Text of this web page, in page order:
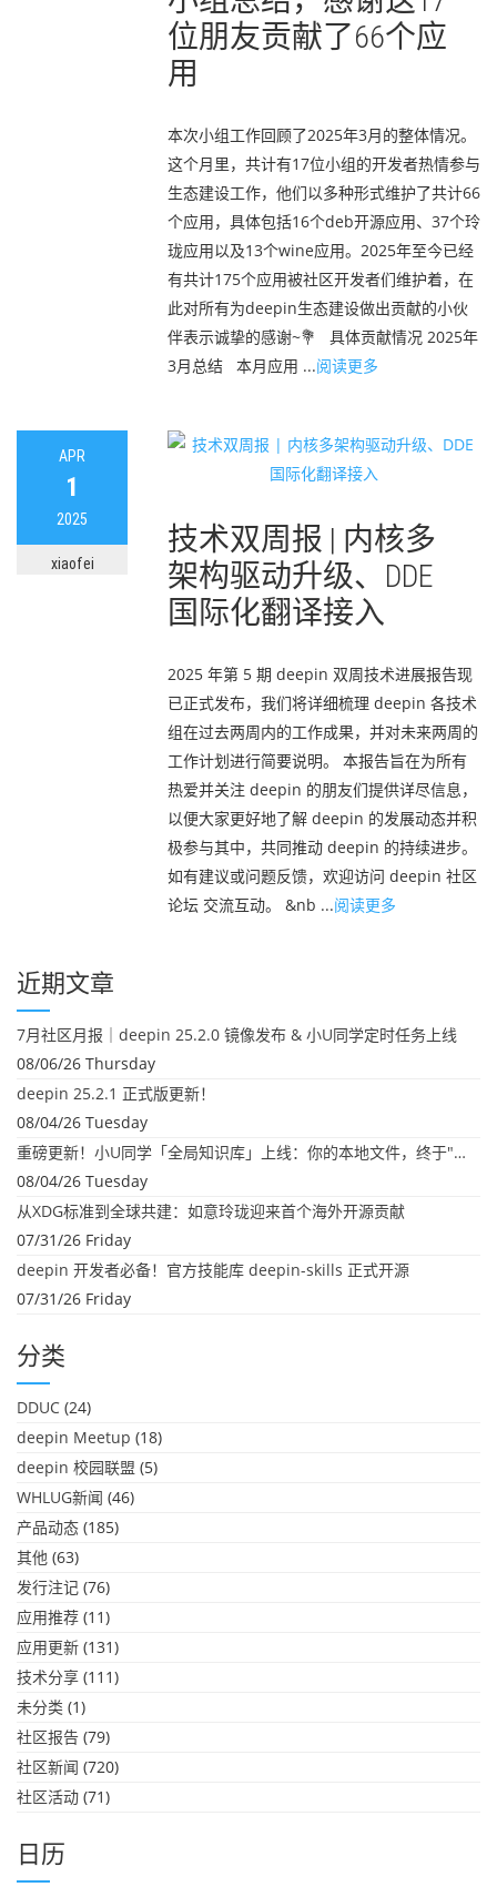
位朋友贡献了66个应
用
本次小组工作回顾了2025年3月的整体情况。
这个月里，共计有17位小组的开发者热情参与
生态建设工作，他们以多种形式维护了共计66
个应用，具体包括16个deb开源应用、37个玲
珑应用以及13个wine应用。2025年至今已经
有共计175个应用被社区开发者们维护着，在
此对所有为deepin生态建设做出贡献的小伙
伴表示诚挚的感谢~💐 具体贡献情况 2025年
3月总结 本月应用 ...阅读更多
APR
1
2025
xiaofei
技术双周报 | 内核多
架构驱动升级、DDE
国际化翻译接入
2025 年第 5 期 deepin 双周技术进展报告现
已正式发布，我们将详细梳理 deepin 各技术
组在过去两周内的工作成果，并对未来两周的
工作计划进行简要说明。 本报告旨在为所有
热爱并关注 deepin 的朋友们提供详尽信息，
以便大家更好地了解 deepin 的发展动态并积
极参与其中，共同推动 deepin 的持续进步。
如有建议或问题反馈，欢迎访问 deepin 社区
论坛 交流互动。 &nb ...阅读更多
近期文章
7月社区月报｜deepin 25.2.0 镜像发布 & 小U同学定时任务上线
08/06/26 Thursday
deepin 25.2.1 正式版更新！
08/04/26 Tuesday
重磅更新！小U同学「全局知识库」上线：你的本地文件，终于"活"起来了
08/04/26 Tuesday
从XDG标准到全球共建：如意玲珑迎来首个海外开源贡献
07/31/26 Friday
deepin 开发者必备！官方技能库 deepin-skills 正式开源
07/31/26 Friday
分类
DDUC (24)
deepin Meetup (18)
deepin 校园联盟 (5)
WHLUG新闻 (46)
产品动态 (185)
其他 (63)
发行注记 (76)
应用推荐 (11)
应用更新 (131)
技术分享 (111)
未分类 (1)
社区报告 (79)
社区新闻 (720)
社区活动 (71)
日历